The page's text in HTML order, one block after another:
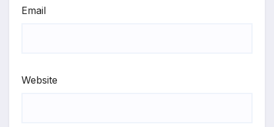
Email
Website